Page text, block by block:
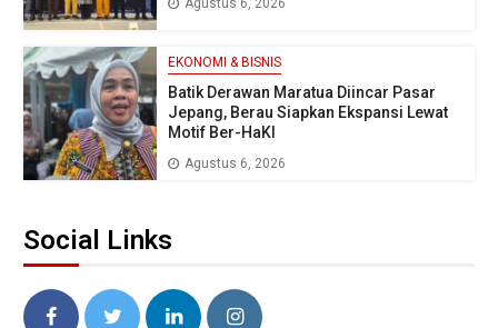
Agustus 6, 2026
EKONOMI & BISNIS
Batik Derawan Maratua Diincar Pasar
Jepang, Berau Siapkan Ekspansi Lewat
Motif Ber-HaKI
Agustus 6, 2026
Social Links